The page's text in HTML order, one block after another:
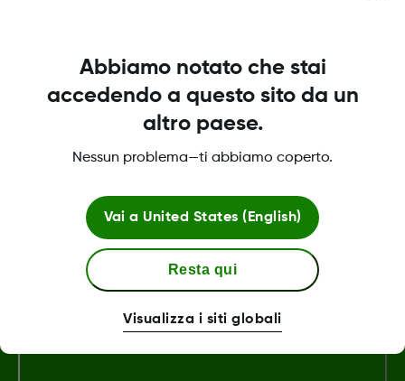
Con un codice di condivisione fornito dalla sua
clinica, può autorizzare la clinica ad avere
accesso ai suoi dati durante le visite o in
qualsiasi momento abbia bisogno di assistenza.
Was this article helpful?
MAT-0358 Rev001
Abbiamo notato che stai
accedendo a questo sito da un
altro paese.
Nessun problema—ti abbiamo coperto.
Vai a United States (English)
Resta qui
Visualizza i siti globali